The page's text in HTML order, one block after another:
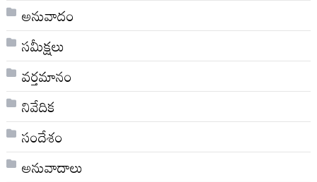
అనువాదం
సమీక్షలు
వర్తమానం
నివేదిక
సందేశం
అనువాదాలు